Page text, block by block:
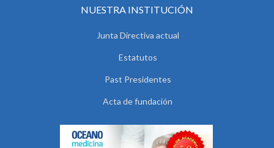
NUESTRA INSTITUCIÓN
Junta Directiva actual
Estatutos
Past Presidentes
Acta de fundación